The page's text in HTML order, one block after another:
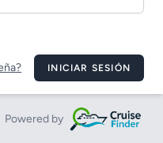
INICIAR SESIÓN
Powered by